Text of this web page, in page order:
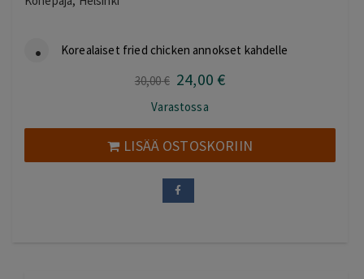
Korealaiset fried chicken annokset kahdelle
30,00€ Alkuperäinen
oli:
30,00 €.
24,00 €Nykyinen
24,00 €.
Varastossa
LISÄÄ OSTOSKORIIN